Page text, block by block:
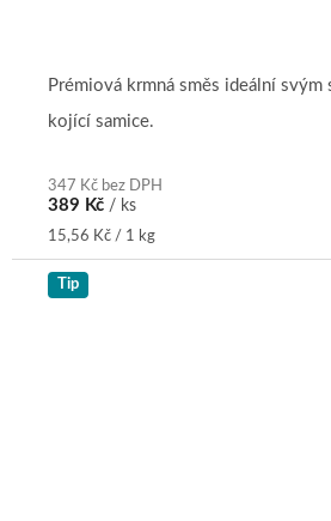
je
z
347 Kč bez DPH
389 Kč / ks
Měrná
cena:
15,56 Kč / 1 kg
Prémiová krmná směs ideální svým
kojící samice.
Tip